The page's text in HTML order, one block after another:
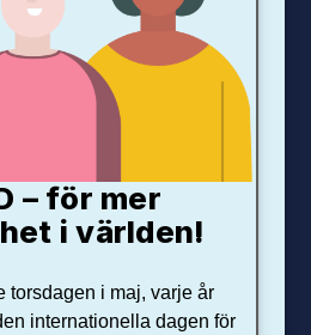
– för mer
i världen!
torsdagen i maj, varje år
internationella dagen för